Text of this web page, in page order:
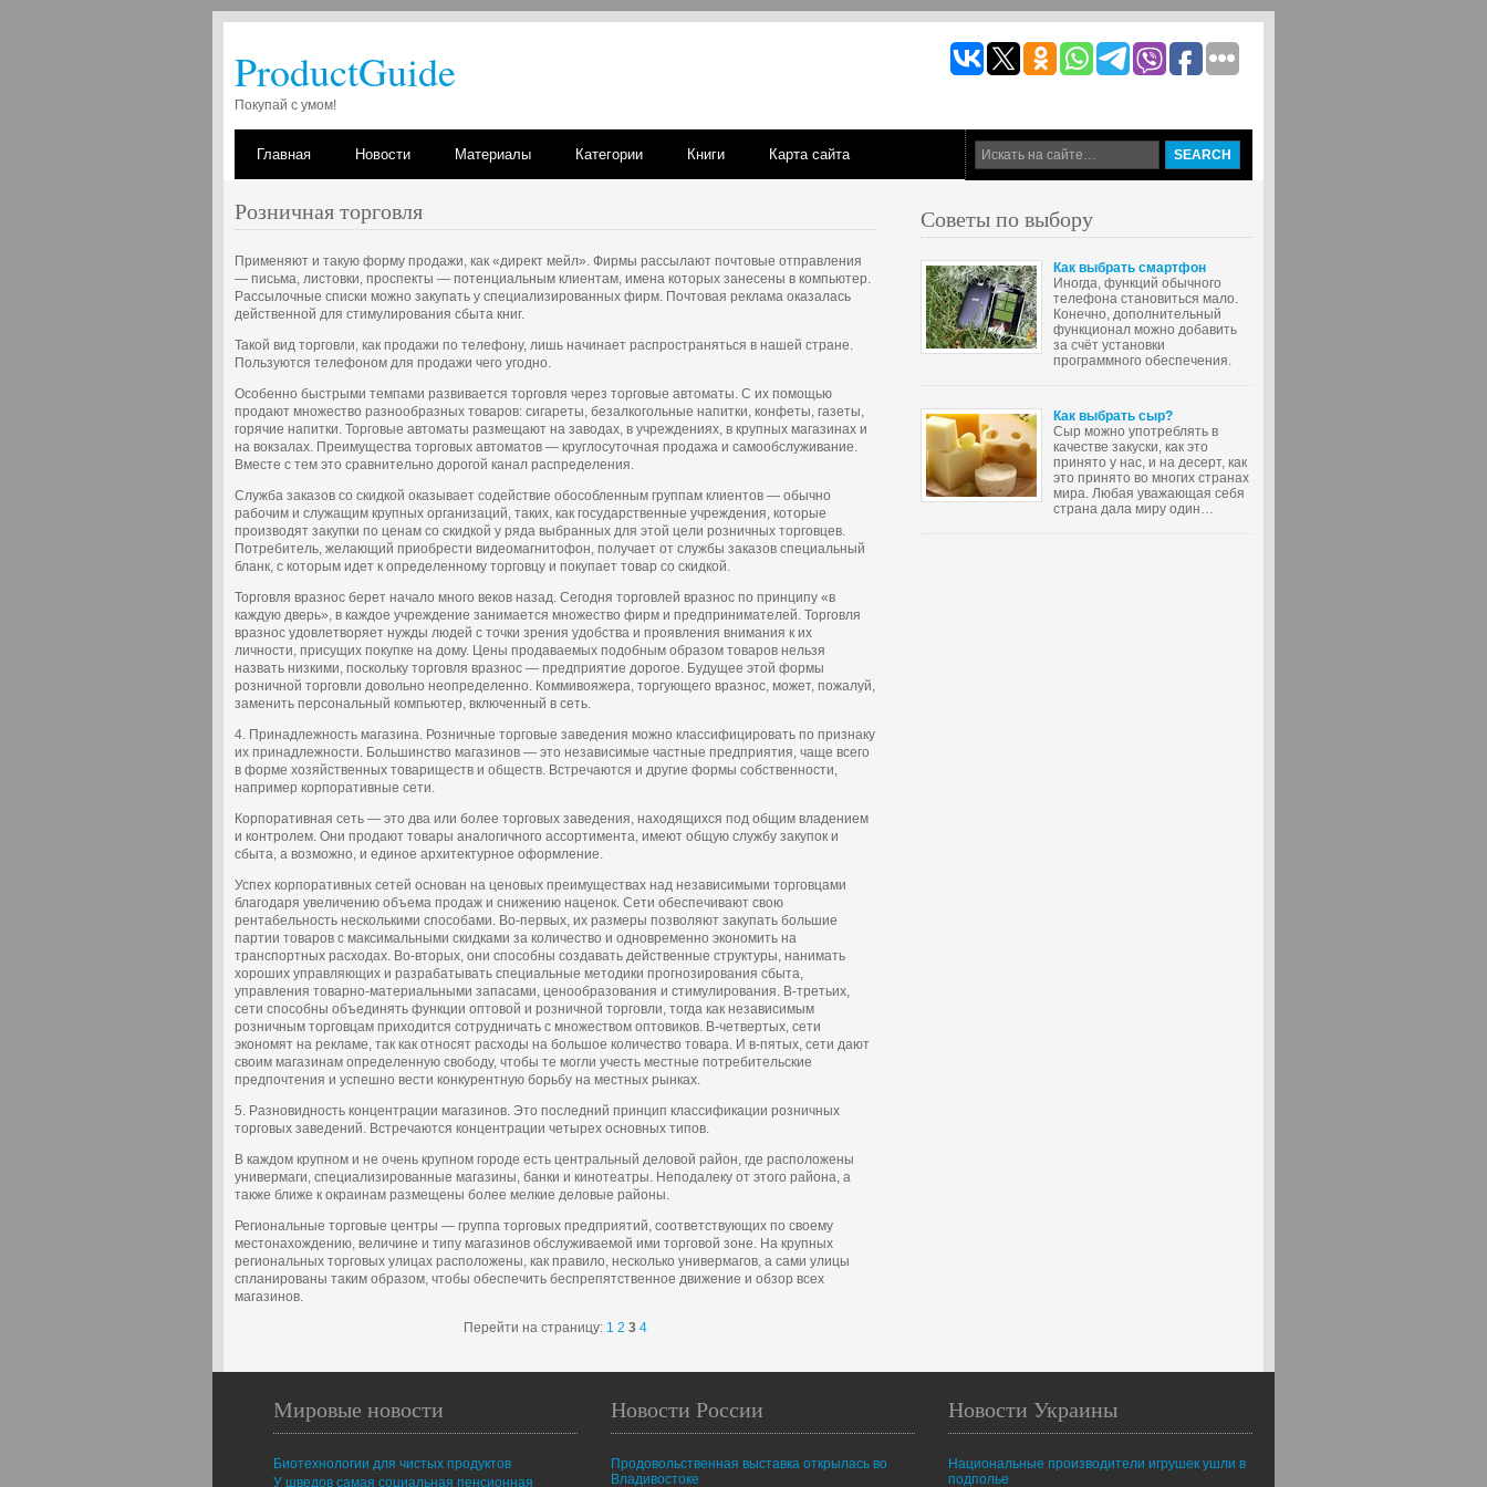
ProductGuide
Покупай с умом!
Главная Новости Материалы Категории Книги Карта сайта
Розничная торговля
Применяют и такую форму продажи, как «директ мейл». Фирмы рассылают почтовые отправления
— письма, листовки, проспекты — потенциальным клиентам, имена которых занесены в компьютер.
Рассылочные списки можно закупать у специализированных фирм. Почтовая реклама оказалась
действенной для стимулирования сбыта книг.
Такой вид торговли, как продажи по телефону, лишь начинает распространяться в нашей стране.
Пользуются телефоном для продажи чего угодно.
Особенно быстрыми темпами развивается торговля через торговые автоматы. С их помощью
продают множество разнообразных товаров: сигареты, безалкогольные напитки, конфеты, газеты,
горячие напитки. Торговые автоматы размещают на заводах, в учреждениях, в крупных магазинах и
на вокзалах. Преимущества торговых автоматов — круглосуточная продажа и самообслуживание.
Вместе с тем это сравнительно дорогой канал распределения.
Служба заказов со скидкой оказывает содействие обособленным группам клиентов — обычно
рабочим и служащим крупных организаций, таких, как государственные учреждения, которые
производят закупки по ценам со скидкой у ряда выбранных для этой цели розничных торговцев.
Потребитель, желающий приобрести видеомагнитофон, получает от службы заказов специальный
бланк, с которым идет к определенному торговцу и покупает товар со скидкой.
Торговля вразнос берет начало много веков назад. Сегодня торговлей вразнос по принципу «в
каждую дверь», в каждое учреждение занимается множество фирм и предпринимателей. Торговля
вразнос удовлетворяет нужды людей с точки зрения удобства и проявления внимания к их
личности, присущих покупке на дому. Цены продаваемых подобным образом товаров нельзя
назвать низкими, поскольку торговля вразнос — предприятие дорогое. Будущее этой формы
розничной торговли довольно неопределенно. Коммивояжера, торгующего вразнос, может, пожалуй,
заменить персональный компьютер, включенный в сеть.
4. Принадлежность магазина. Розничные торговые заведения можно классифицировать по признаку
их принадлежности. Большинство магазинов — это независимые частные предприятия, чаще всего
в форме хозяйственных товариществ и обществ. Встречаются и другие формы собственности,
например корпоративные сети.
Корпоративная сеть — это два или более торговых заведения, находящихся под общим владением
и контролем. Они продают товары аналогичного ассортимента, имеют общую службу закупок и
сбыта, а возможно, и единое архитектурное оформление.
Успех корпоративных сетей основан на ценовых преимуществах над независимыми торговцами
благодаря увеличению объема продаж и снижению наценок. Сети обеспечивают свою
рентабельность несколькими способами. Во-первых, их размеры позволяют закупать большие
партии товаров с максимальными скидками за количество и одновременно экономить на
транспортных расходах. Во-вторых, они способны создавать действенные структуры, нанимать
хороших управляющих и разрабатывать специальные методики прогнозирования сбыта,
управления товарно-материальными запасами, ценообразования и стимулирования. В-третьих,
сети способны объединять функции оптовой и розничной торговли, тогда как независимым
розничным торговцам приходится сотрудничать с множеством оптовиков. В-четвертых, сети
экономят на рекламе, так как относят расходы на большое количество товара. И в-пятых, сети дают
своим магазинам определенную свободу, чтобы те могли учесть местные потребительские
предпочтения и успешно вести конкурентную борьбу на местных рынках.
5. Разновидность концентрации магазинов. Это последний принцип классификации розничных
торговых заведений. Встречаются концентрации четырех основных типов.
В каждом крупном и не очень крупном городе есть центральный деловой район, где расположены
универмаги, специализированные магазины, банки и кинотеатры. Неподалеку от этого района, а
также ближе к окраинам размещены более мелкие деловые районы.
Региональные торговые центры — группа торговых предприятий, соответствующих по своему
местонахождению, величине и типу магазинов обслуживаемой ими торговой зоне. На крупных
региональных торговых улицах расположены, как правило, несколько универмагов, а сами улицы
спланированы таким образом, чтобы обеспечить беспрепятственное движение и обзор всех
магазинов.
Перейти на страницу: 1 2 3 4
Советы по выбору
Как выбрать смартфон
Иногда, функций обычного
телефона становиться мало.
Конечно, дополнительный
функционал можно добавить
за счёт установки
программного обеспечения.
Как выбрать сыр?
Сыр можно употреблять в
качестве закуски, как это
принято у нас, и на десерт, как
это принято во многих странах
мира. Любая уважающая себя
страна дала миру один…
Новости Украины
Национальные производители игрушек ушли в
подполье
Новости России
Продовольственная выставка открылась во
Владивостоке
Мировые новости
Биотехнологии для чистых продуктов
У шведов самая социальная пенсионная